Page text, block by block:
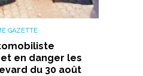
GAZETTE
en danger les
du 30 août